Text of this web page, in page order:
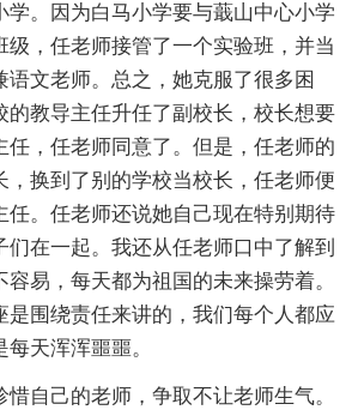
学。因为白马小学要与蕺山中心小学
级，任老师接管了一个实验班，并当
语文老师。总之，她克服了很多困
的教导主任升任了副校长，校长想要
任，任老师同意了。但是，任老师的
，换到了别的学校当校长，任老师便
任。任老师还说她自己现在特别期待
在一起。我还从任老师口中了解到
易，每天都为祖国的未来操劳着。
是围绕责任来讲的，我们每个人都应
天浑浑噩噩。
自己的老师，争取不让老师生气。